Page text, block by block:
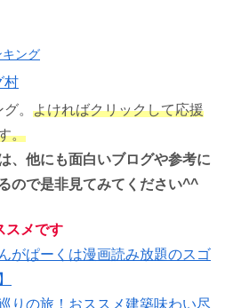
ング
村
。 よければクリックして応援
。
、他にも面白いブログや参考に
ので是非見てみてください^^
スメです
がぱーくは漫画読み放題のスゴ
りの旅！おススメ建築味わい尽